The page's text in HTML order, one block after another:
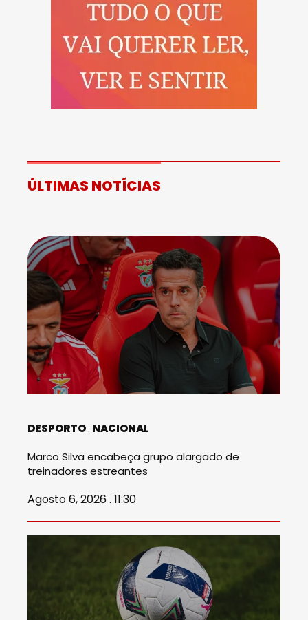
ÚLTIMAS NOTÍCIAS
DESPORTO NACIONAL
Marco Silva encabeça grupo alargado de
treinadores estreantes
Agosto 6, 2026 . 11:30